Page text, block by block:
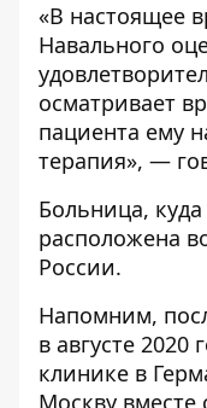
«В настоящее
Навального
осматривает
пациента ему
терапия», —
Больница,
расположена
России.
Напомним,
в августе
клинике в
Москву вместе